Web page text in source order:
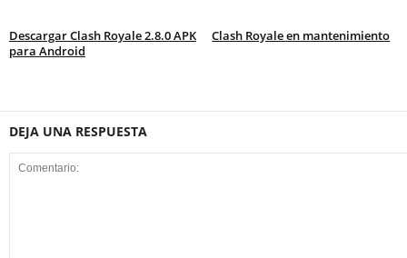
Descargar Clash Royale 2.8.0 APK
para Android
Clash Royale en mantenimiento
DEJA UNA RESPUESTA